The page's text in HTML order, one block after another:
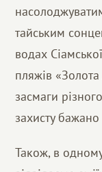
тайським
водах
пляжів
засмаги
захисту
Також, в